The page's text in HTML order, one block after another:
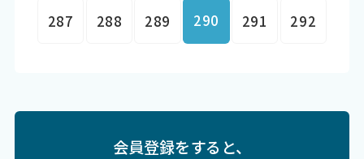
287 288 289 290 291 292
会員登録をすると、